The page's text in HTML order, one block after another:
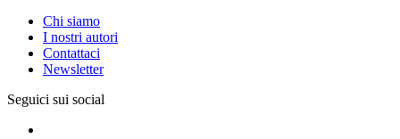
Chi siamo
I nostri autori
Contattaci
Newsletter
Seguici sui social